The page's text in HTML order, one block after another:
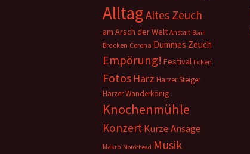
AlltagAltes Zeuch
am Arsch der Welt Anstalt Bonn
Brocken Corona Dummes Zeuch
Empörung! Festival ficken
Fotos Harz Harzer Steiger
Harzer Wanderkönig
Knochenmühle
KonzertKurze Ansage
Makro Motörhead Musik